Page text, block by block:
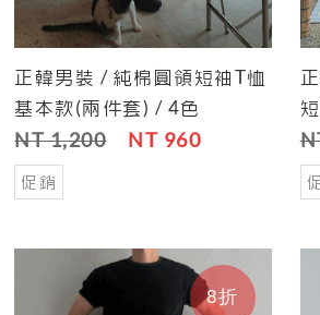
Cart Save
正韓男裝 / 純棉圓領短袖T恤
基本款(兩件套) / 4色
NT 1,200 NT 960
促銷
8折